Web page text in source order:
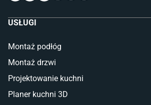
Komody dla dzieci
Łóżka dla dziecka (młodzieżowe)
Taras i balkon
Deski tarasowe kompozytowe
Sztuczna trawa miękka
Koce i pledy
USŁUGI
Montaż podłóg
Montaż drzwi
Projektowanie kuchni
Planer kuchni 3D